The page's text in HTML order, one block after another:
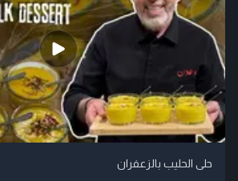
حلى الحليب بالزعفران